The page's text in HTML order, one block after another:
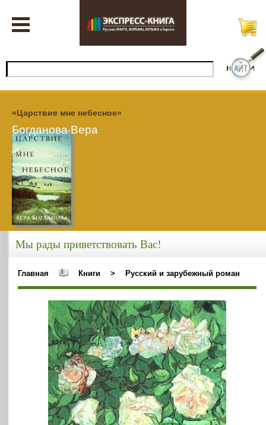
«Царствие мне небесное»
Богданова Вера
Мы рады приветствовать Вас!
Главная Книги > Русский и зарубежный роман